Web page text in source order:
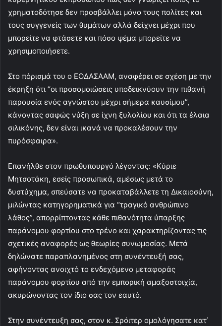
χρηματοδότησε δεν προσβάλλει μόνο τους πολίτες και
τους συγγενείς των θυμάτων αλλά δείχνει μέχρι που
μπορείτε να φτάσετε και πόσο ψέμα μπορείτε να
χρησιμοποιήσετε.
Στο πόρισμά του ο ΕΟΔΑΣΑΑΜ, αναφέρει σε σχέση με την
έκρηξη ότι “οι προσομοιώσεις υποδεικνύουν την πιθανή
παρουσία ενός αγνώστου μέχρι σήμερα καυσίμου”,
κάνοντας σαφώς νύξη σε ίχνη ξυλολίου και ότι τα έλαια
σιλικόνης, δεν είναι ικανά να προκαλέσουν την
πυρόσφαιρα».
Επανήλθε στον πρωθυπουργό λέγοντας: «Κύριε
Μητσοτάκη, εσείς προσωπικά, αμέσως μετά το
δυστύχημα, σπεύσατε να προκαταβάλλετε τη Δικαιοσύνη,
μιλώντας κατηγορηματικά για “τραγικό ανθρώπινο
λάθος”, απορρίπτοντας κάθε πιθανότητα ύπαρξης
παράνομου φορτίου στο τρένο και χαρακτηρίζοντας τις
σχετικές αναφορές ως θεωρίες συνωμοσίας. Μετά
δηλώνατε παραπλανημένος στη συνέντευξή σας,
αφήνοντας ανοιχτό το ενδεχόμενο μεταφοράς
παράνομου φορτίου από την εμπορική αμαξοστοιχία,
ακυρώνοντας τον ίδιο σας τον εαυτό.
Στην συνέντευξη σας, στον κ. Σρόιτερ ομολόγησατε κατ΄